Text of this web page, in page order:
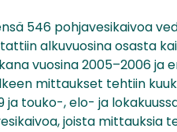
546 pohjavesikaivoa
alkuvuosina osasta
vuosina 2005–2006 ja
mittaukset tehtiin
touko-, elo- ja
joista mittauksia